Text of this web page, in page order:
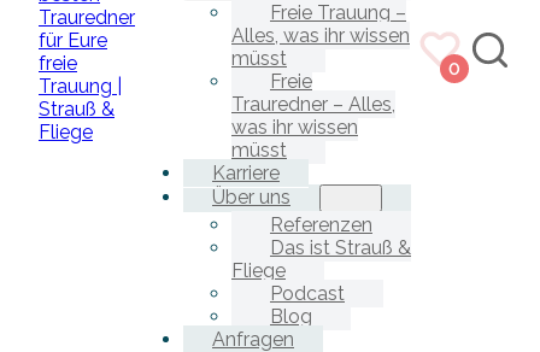
Freie Trauung –
Alles, was ihr wissen
müsst
Freie
Trauredner – Alles,
was ihr wissen
müsst
Karriere
Über uns
Referenzen
Das ist Strauß &
Fliege
Podcast
Blog
Anfragen
0